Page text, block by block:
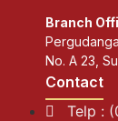
Branch
No. A 23,
Contact
Telp :